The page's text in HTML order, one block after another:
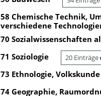
58 Chemische Technik,
verschiedene
70 Sozialwissenschaften
71 Soziologie 20 Einträge
73 Ethnologie, Volkskunde
74 Geographie,